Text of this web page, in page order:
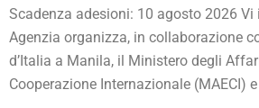
Scadenza adesioni: 10 agosto 2026 Vi
Agenzia organizza, in collaborazione
d’Italia a Manila, il Ministero degli
Cooperazione Internazionale (MAECI)